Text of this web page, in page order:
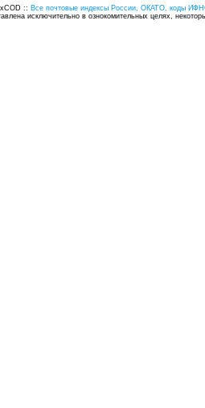
:: Все почтовые индексы России, ОКАТО, коды
исключительно в ознокомительных целях,